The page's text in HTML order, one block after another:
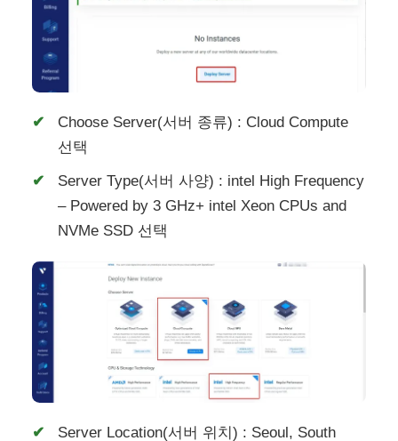
Choose Server(서버 종류) : Cloud Compute
선택
Server Type(서버 사양) : intel High Frequency
– Powered by 3 GHz+ intel Xeon CPUs and
NVMe SSD 선택
Server Location(서버 위치) : Seoul, South